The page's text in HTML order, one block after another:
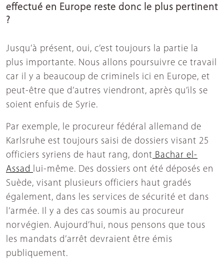
effectué en Europe reste donc le plus pertinent
?
Jusqu’à présent, oui, c’est toujours la partie la
plus importante. Nous allons poursuivre ce travail
car il y a beaucoup de criminels ici en Europe, et
peut-être que d’autres viendront, après qu’ils se
soient enfuis de Syrie.
Par exemple, le procureur fédéral allemand de
Karlsruhe est toujours saisi de dossiers visant 25
officiers syriens de haut rang, dont Bachar el-
Assad lui-même. Des dossiers ont été déposés en
Suède, visant plusieurs officiers haut gradés
également, dans les services de sécurité et dans
l’armée. Il y a des cas soumis au procureur
norvégien. Aujourd’hui, nous pensons que tous
les mandats d’arrêt devraient être émis
publiquement.